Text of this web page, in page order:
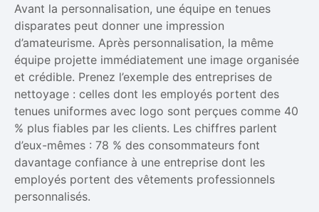
Avant la personnalisation, une équipe en tenues
disparates peut donner une impression
d’amateurisme. Après personnalisation, la même
équipe projette immédiatement une image organisée
et crédible. Prenez l’exemple des entreprises de
nettoyage : celles dont les employés portent des
tenues uniformes avec logo sont perçues comme 40
% plus fiables par les clients. Les chiffres parlent
d’eux-mêmes : 78 % des consommateurs font
davantage confiance à une entreprise dont les
employés portent des vêtements professionnels
personnalisés.